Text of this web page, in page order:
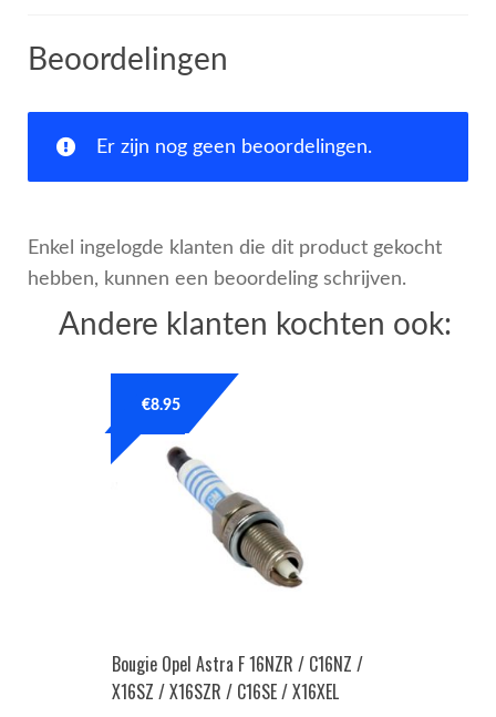
Beoordelingen
Er zijn nog geen beoordelingen.
Enkel ingelogde klanten die dit product gekocht
hebben, kunnen een beoordeling schrijven.
Andere klanten kochten ook:
Bougie Opel Astra F 16NZR / C16NZ /
X16SZ / X16SZR / C16SE / X16XEL
€8.95